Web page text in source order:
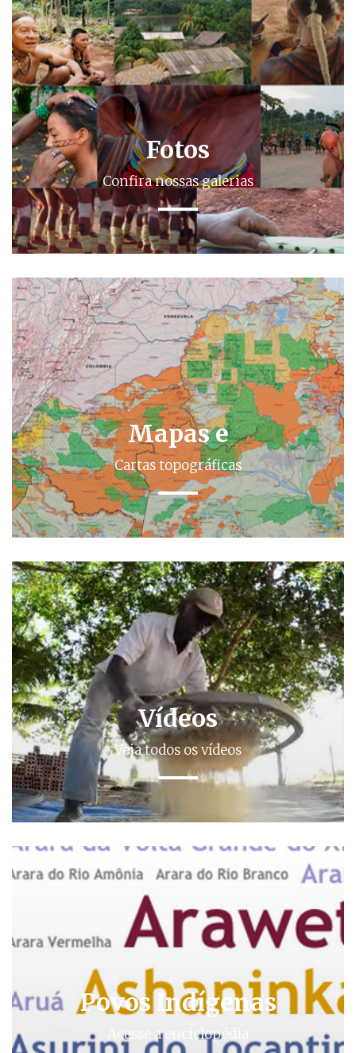
Fotos
Confira nossas galerias
Mapas e
Cartas topográficas
Vídeos
Veja todos os vídeos
Povos Indígenas
Acesse a enciclopédia